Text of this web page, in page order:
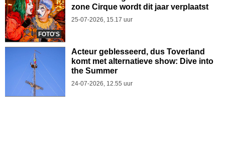
FOTO'S
zone Cirque wordt dit jaar verplaatst
25-07-2026, 15.17 uur
Acteur geblesseerd, dus Toverland
komt met alternatieve show: Dive into
the Summer
24-07-2026, 12.55 uur